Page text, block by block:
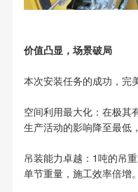
价值凸显，场景破局
本次安装任务的成功，完
空间利用最大化：在极其
生产活动的影响降至最低
吊装能力卓越：1吨的吊
单节重量，施工效率倍增。